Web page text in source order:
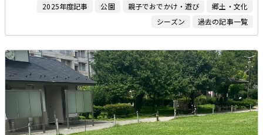
2025年度記事 公園 親子でおでかけ・遊び
郷土・文化
シーズン
過去の記事一覧